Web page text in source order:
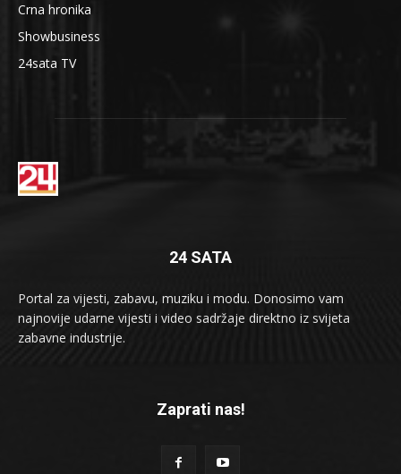
Crna hronika
Showbusiness
24sata TV
24 SATA
Portal za vijesti, zabavu, muziku i modu. Donosimo vam
najnovije udarne vijesti i video sadržaje direktno iz svijeta
zabavne industrije.
Zaprati nas!